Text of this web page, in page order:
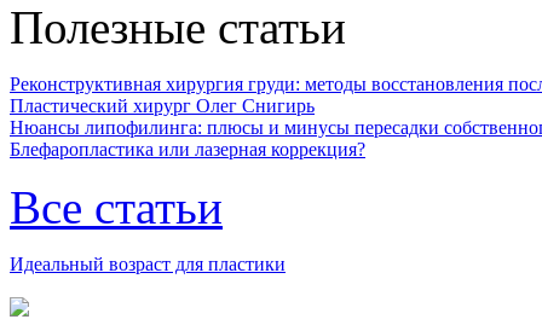
Полезные статьи
Реконструктивная хирургия груди: методы восстановления
Пластический хирург Олег Снигирь
Нюансы липофилинга: плюсы и минусы пересадки
Блефаропластика или лазерная коррекция?
Все статьи
Идеальный возраст для пластики